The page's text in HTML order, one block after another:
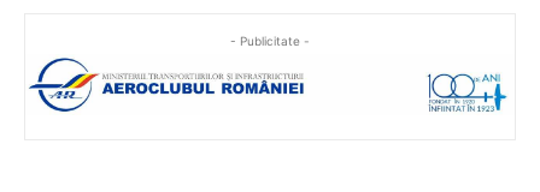
- Publicitate -